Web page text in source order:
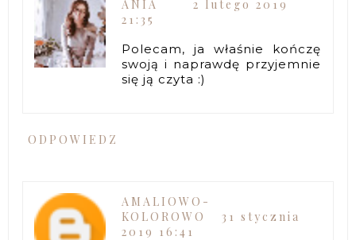
ANIA
2 lutego 2019
21:35
Polecam, ja właśnie kończę
swoją i naprawdę przyjemnie
się ją czyta :)
ODPOWIEDZ
AMALIOWO-
KOLOROWO
31 stycznia
2019 16:41